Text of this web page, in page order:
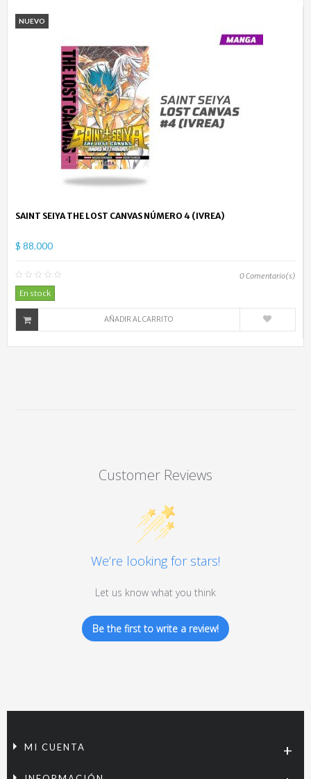
NUEVO
SAINT SEIYA THE LOST CANVAS NÚMERO 4 (IVREA)
$ 88.000
0Comentario(s)
En stock
AÑADIR AL CARRITO
Customer Reviews
We’re looking for stars!
Let us know what you think
Be the first to write a review!
MI CUENTA